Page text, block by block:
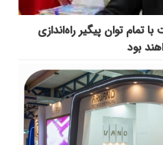
تمام توان پیگیر راه‌اندازی
بود